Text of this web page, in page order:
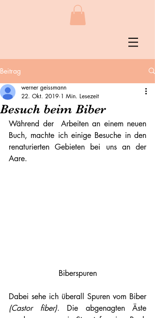
Beitrag
Besuch beim Biber
werner geissmann
22. Okt. 2019 1 Min. Lesezeit
Während der  Arbeiten an einem neuen
Buch, machte ich einige Besuche in den
renaturierten Gebieten bei uns an der
Aare.
Biberspuren
Dabei sehe ich überall Spuren vom Biber
(Castor fiber). Die abgenagten Äste